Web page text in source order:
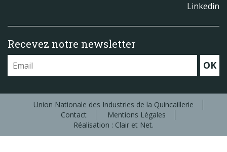
Linkedin
Recevez notre newsletter
OK
Union Nationale des Industries de la Quincaillerie
Contact
Mentions Légales
Réalisation : Clair et Net.